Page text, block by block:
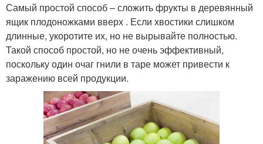
Самый простой способ – сложить фрукты в деревянный
ящик плодоножками вверх . Если хвостики слишком
длинные, укоротите их, но не вырывайте полностью.
Такой способ простой, но не очень эффективный,
поскольку один очаг гнили в таре может привести к
заражению всей продукции.